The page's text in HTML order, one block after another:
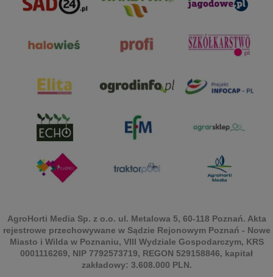
AgroHorti Media Sp. z o.o. ul. Metalowa 5, 60-118 Poznań. Akta
rejestrowe przechowywane w Sądzie Rejonowym Poznań - Nowe
Miasto i Wilda w Poznaniu, VIII Wydziale Gospodarczym, KRS
0001116269, NIP 7792573719, REGON 529158846, kapitał
zakładowy: 3.608.000 PLN.